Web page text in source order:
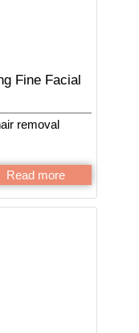
Fine Facial
removal
Read more